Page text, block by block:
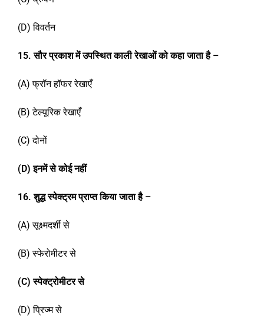
(D) विवर्तन
15. सौर प्रकाश में उपस्थित काली रेखाओं को कहा जाता है –
(A) फ्रॉन हॉफर रेखाएँ
(B) टेल्यूरिक रेखाएँ
(C) दोनों
(D)इनमें से कोई नहीं
16. शुद्ध स्पेक्ट्रम प्राप्त किया जाता है –
(A) सूक्ष्मदर्शी से
(B) स्फेरोमीटर से
(C)स्पेक्ट्रोमीटर से
(D) प्रिज्म से